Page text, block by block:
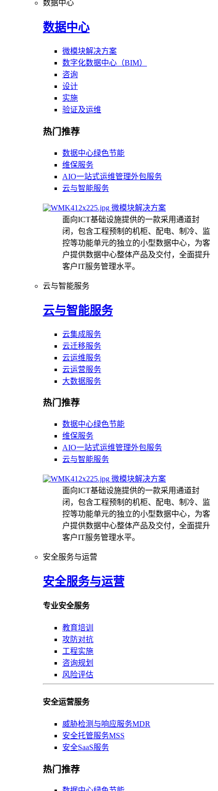
数据中心
数据中心
微模块解决方案
数字化数据中心（BIM）
咨询
设计
实施
验证及运维
热门推荐
数据中心绿色节能
维保服务
AIO一站式运维管理外包服务
云与智能服务
微模块解决方案
面向ICT基础设施提供的一款采用通道封
闭，包含工程预制的机柜、配电、制冷、监
控等功能单元的独立的小型数据中心，为客
户提供数据中心整体产品及交付，全面提升
客户IT服务管理水平。
云与智能服务
云与智能服务
云集成服务
云迁移服务
云运维服务
云运营服务
大数据服务
热门推荐
数据中心绿色节能
维保服务
AIO一站式运维管理外包服务
云与智能服务
微模块解决方案
面向ICT基础设施提供的一款采用通道封
闭，包含工程预制的机柜、配电、制冷、监
控等功能单元的独立的小型数据中心，为客
户提供数据中心整体产品及交付，全面提升
客户IT服务管理水平。
安全服务与运营
安全服务与运营
专业安全服务
教育培训
攻防对抗
工程实施
咨询规划
风险评估
安全运营服务
威胁检测与响应服务MDR
安全托管服务MSS
安全SaaS服务
热门推荐